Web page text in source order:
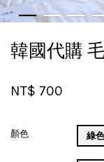
韓國代購
NT$ 700
顏色 綠色